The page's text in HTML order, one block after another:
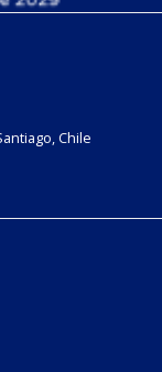
Chile